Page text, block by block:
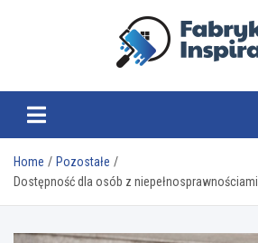
Home
Pozostałe
Dostępność dla osób z